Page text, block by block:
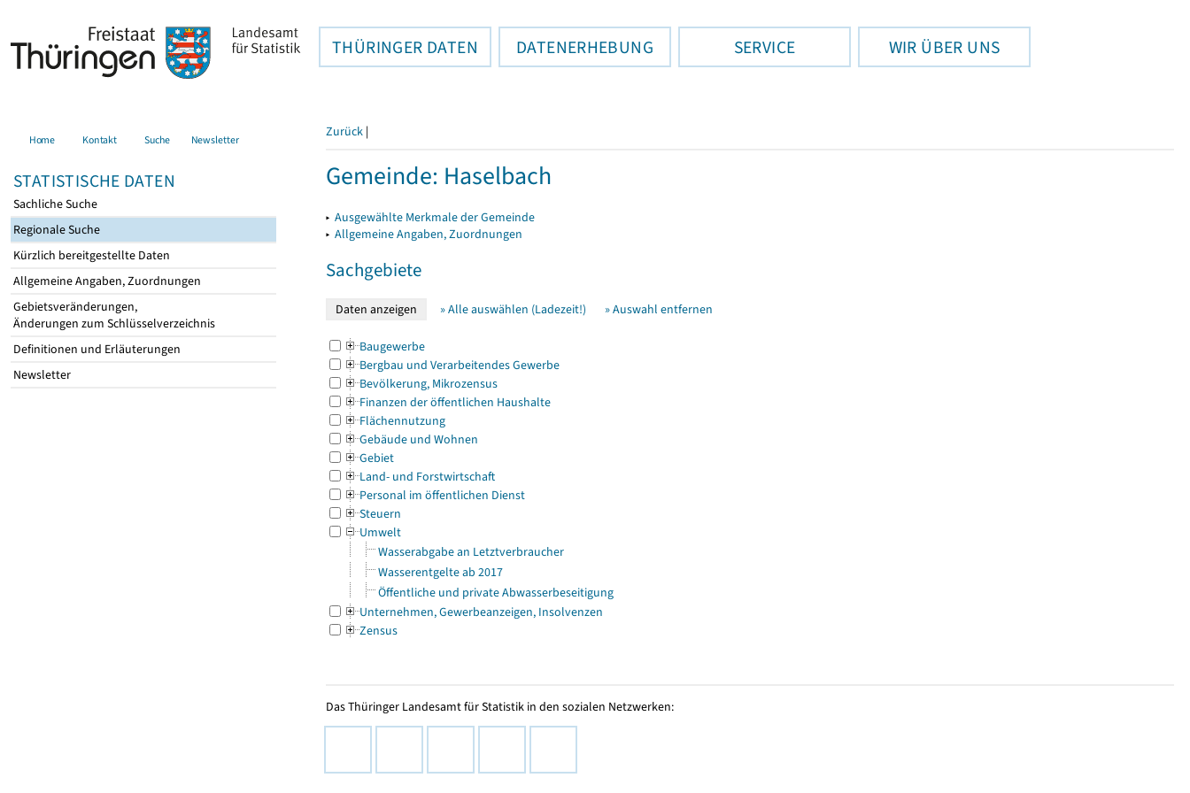
THÜRINGER DATEN DATENERHEBUNG SERVICE WIR ÜBER UNS
Home Kontakt Suche Newsletter
STATISTISCHE DATEN
Sachliche Suche
Regionale Suche
Kürzlich bereitgestellte Daten
Allgemeine Angaben, Zuordnungen
Gebietsveränderungen,
Änderungen zum Schlüsselverzeichnis
Definitionen und Erläuterungen
Newsletter
Zurück |
Gemeinde: Haselbach
▸ Ausgewählte Merkmale der Gemeinde
▸ Allgemeine Angaben, Zuordnungen
Sachgebiete
» Alle auswählen (Ladezeit!) » Auswahl entfernen
Baugewerbe
Bergbau und Verarbeitendes Gewerbe
Bevölkerung, Mikrozensus
Finanzen der öffentlichen Haushalte
Flächennutzung
Gebäude und Wohnen
Gebiet
Land- und Forstwirtschaft
Personal im öffentlichen Dienst
Steuern
Umwelt
Wasserabgabe an Letztverbraucher
Wasserentgelte ab 2017
Öffentliche und private Abwasserbeseitigung
Unternehmen, Gewerbeanzeigen, Insolvenzen
Zensus
Das Thüringer Landesamt für Statistik in den sozialen Netzwerken: